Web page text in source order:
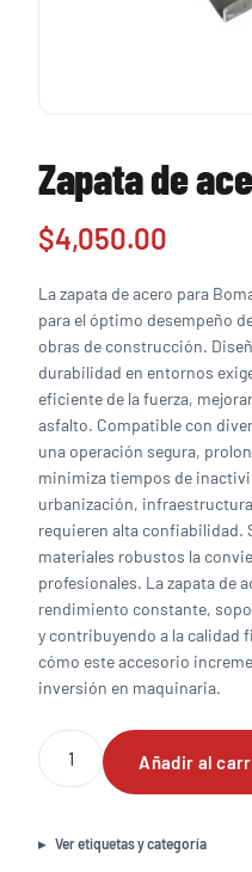
Zapata de
$4,050.00
La zapata de acero para
para el óptimo desempeño
obras de construcción.
durabilidad en entornos
eficiente de la fuerza,
asfalto. Compatible con
una operación segura,
minimiza tiempos de
urbanización,
requieren alta confiabilidad.
materiales robustos la
profesionales. La zapata de
rendimiento constante,
y contribuyendo a la calidad
cómo este accesorio
inversión en maquinaria.
Zapata
de
acero
Bomag
Añadir al
Ver etiquetas y categoría